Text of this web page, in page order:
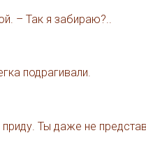
– Так я забираю?..
подрагивали.
Ты даже не